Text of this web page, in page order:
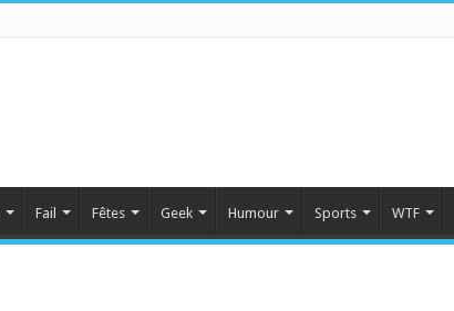
Fail Fêtes Geek Humour Sports WTF